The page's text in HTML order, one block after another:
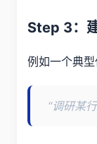
Step 3：
例如一个典型
“调研某